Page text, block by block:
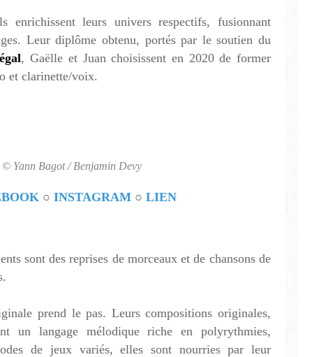
enrichissent leurs univers respectifs, fusionnant
Leur diplôme obtenu, portés par le soutien du
, Gaëlle et Juan choisissent en 2020 de former
et clarinette/voix.
© Yann Bagot / Benjamin Devy
○ INSTAGRAM○ LIEN
sont des reprises de morceaux et de chansons de
prend le pas. Leurs compositions originales,
un langage mélodique riche en polyrythmies,
de jeux variés, elles sont nourries par leur